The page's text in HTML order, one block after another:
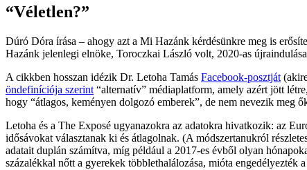
“Véletlen?”
Dúró Dóra írása – ahogy azt a Mi Hazánk kérdésünkre meg is
Hazánk jelenlegi elnöke, Toroczkai László volt, 2020-as
A cikkben hosszan idézik Dr. Letoha Tamás Facebook-posztját
öndefiníciója szerint “alternatív” médiaplatform, amely azért jött
hogy “átlagos, keményen dolgozó emberek”, de nem nevezik meg
Letoha és a The Exposé ugyanazokra az adatokra hivatkozik: az
idősávokat választanak ki és átlagolnak. (A módszertanukról
adatait duplán számítva, míg például a 2017-es évből olyan
százalékkal nőtt a gyerekek többlethalálozása, mióta